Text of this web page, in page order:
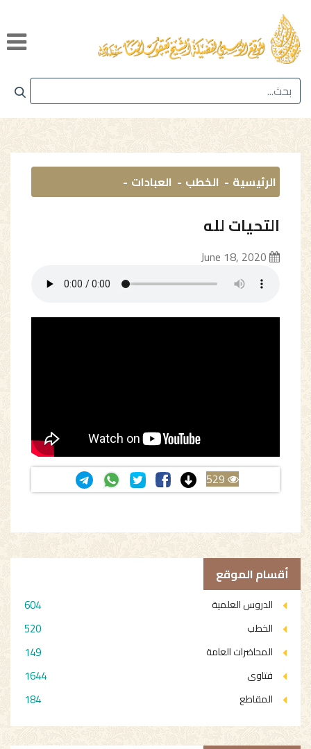
أقسام الموقع
الدروس العلمية 604
الخطب 520
المحاضرات العامة 149
فتاوى 1644
المقاطع 184
الرئيسية الخطب العبادات
التحيات لله